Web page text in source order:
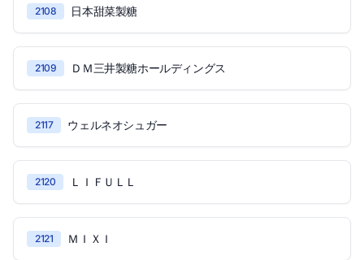
2108 日本甜菜製糖
2109 ＤＭ三井製糖ホールディングス
2117 ウェルネオシュガー
2120 ＬＩＦＵＬＬ
2121 ＭＩＸＩ